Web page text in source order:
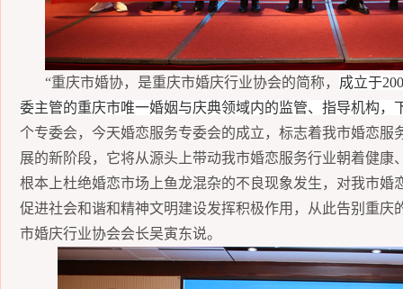
“重庆市婚协，是重庆市婚庆行业协会的简称， 成立于
委主管的重庆市唯一婚姻与庆典领域内的监管、指导机构，
个专委会，今天婚恋服务专委会的成立，标志着我市婚恋服
展的新阶段，它将从源头上带动我市婚恋服务行业朝着健康
根本上杜绝婚恋市场上鱼龙混杂的不良现象发生，对我市婚
促进社会和谐和精神文明建设发挥积极作用，从此告别重庆
市婚庆行业协会会长吴寅东说。